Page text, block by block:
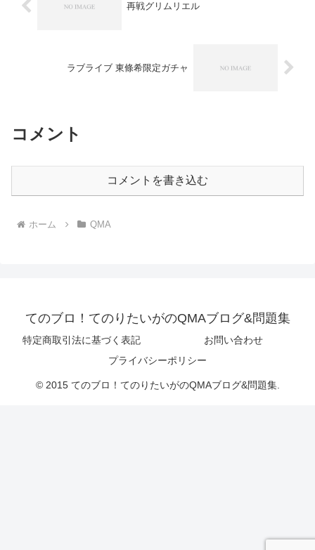
再戦グリムリエル
ラブライブ 東條希限定ガチャ
コメント
コメントを書き込む
ホーム QMA
てのブロ！てのりたいがのQMAブログ&問題集
特定商取引法に基づく表記
お問い合わせ
プライバシーポリシー
© 2015 てのブロ！てのりたいがのQMAブログ&問題集.